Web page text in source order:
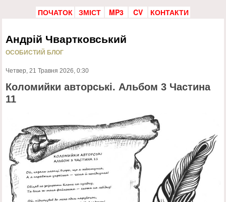
ПОЧАТОК ЗМІСТ MP3 CV КОНТАКТИ
Андрій Чвартковський
ОСОБИСТИЙ БЛОГ
Коломийки авторські. Альбом 3 Частина
11
Четвер, 21 Травня 2026, 0:30